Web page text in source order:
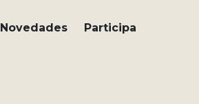
Novedades Participa